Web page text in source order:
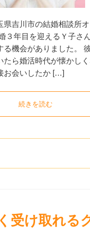
県吉川市の結婚相談所
３年目を迎えるＹ子さ
る機会がありました。
たら婚活時代が懐かし
お会いしたか […]
続きを読む
受け取れる